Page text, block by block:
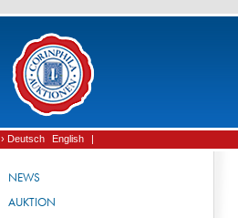
› Deutsch English |
NEWS
AUKTION